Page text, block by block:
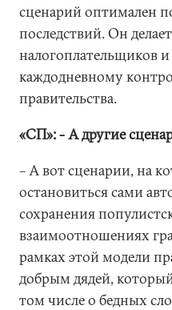
сценарий оптимален
последствий. Он
налогоплательщиков и
каждодневному
правительства.
«СП»: - А другие
– А вот сценарии, на
остановиться сами
сохранения
взаимоотношениях
рамках этой модели
добрым дядей,
том числе о бедных